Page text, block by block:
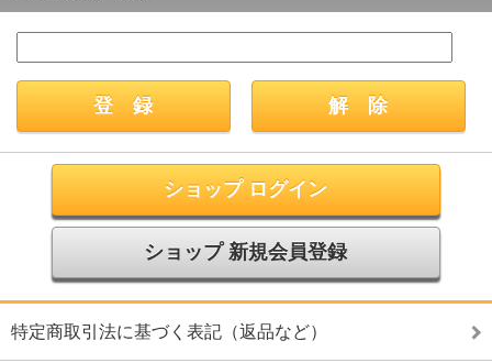
ショップ ログイン
ショップ 新規会員登録
特定商取引法に基づく表記（返品など）